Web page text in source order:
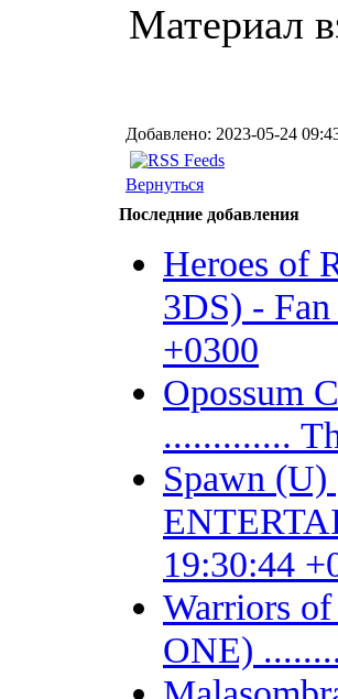
Материал
Добавлено: 2023-05-24
Вернуться
Последние добавления
Heroes of
3DS) -
+0300
Opossum
.............
Spawn
19:30:44
Warriors
ONE)